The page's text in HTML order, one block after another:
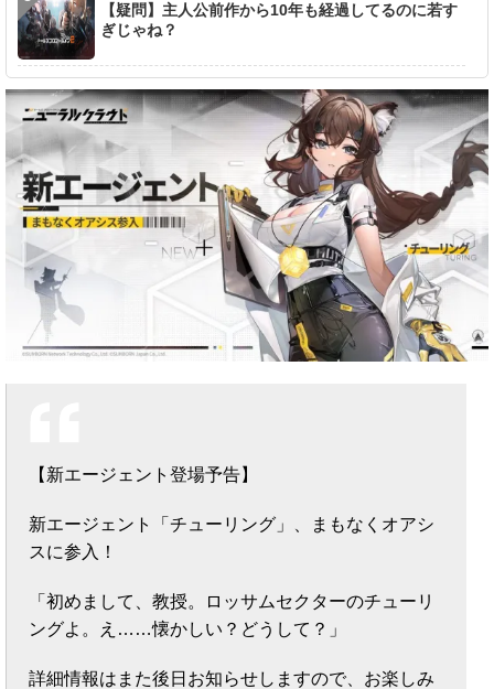
【疑問】主人公前作から10年も経過してるのに若す
ぎじゃね？
【新エージェント登場予告】
新エージェント「チューリング」、まもなくオアシ
スに参入！
「初めまして、教授。ロッサムセクターのチューリ
ングよ。え……懐かしい？どうして？」
詳細情報はまた後日お知らせしますので、お楽しみ